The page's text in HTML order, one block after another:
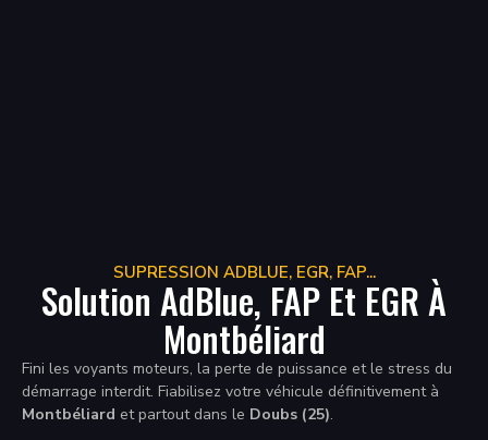
SUPRESSION ADBLUE, EGR, FAP...
Solution AdBlue, FAP Et EGR À
Montbéliard
Fini les voyants moteurs, la perte de puissance et le stress du
démarrage interdit. Fiabilisez votre véhicule définitivement à
Montbéliard et partout dans le Doubs (25).